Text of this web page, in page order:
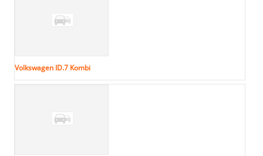
Volkswagen ID.7 Kombi